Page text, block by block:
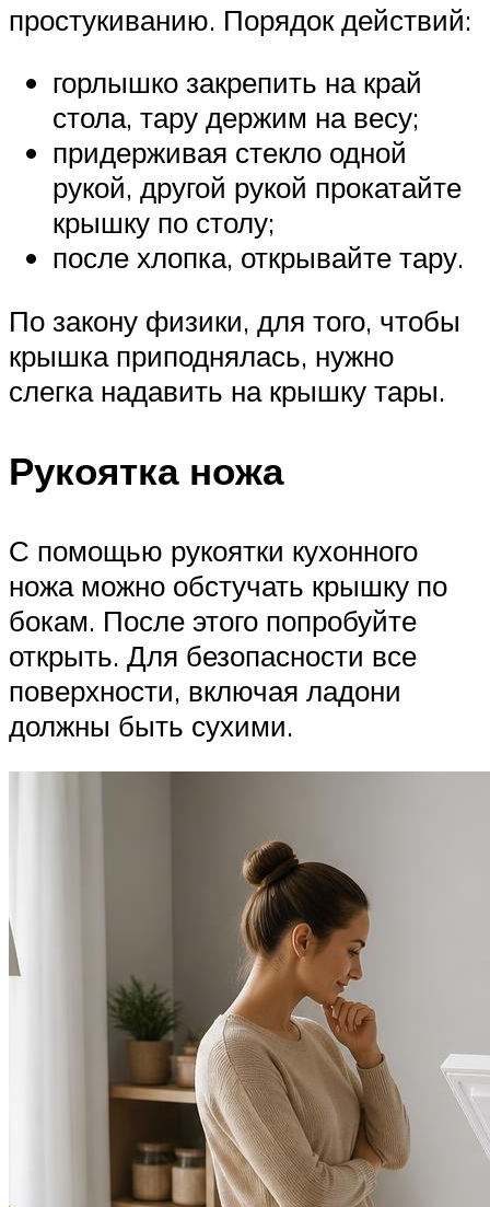
простукиванию. Порядок действий:
горлышко закрепить на край
стола, тару держим на весу;
придерживая стекло одной
рукой, другой рукой прокатайте
крышку по столу;
после хлопка, открывайте тару.
По закону физики, для того, чтобы
крышка приподнялась, нужно
слегка надавить на крышку тары.
Рукоятка ножа
С помощью рукоятки кухонного
ножа можно обстучать крышку по
бокам. После этого попробуйте
открыть. Для безопасности все
поверхности, включая ладони
должны быть сухими.